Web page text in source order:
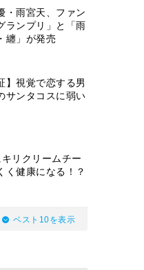
・雨宮天、ファン
ランプリ」と「雨
纏」が発売
】視覚で恋する男
サンタコスに弱い
リクリームチー
く健康になる！？
ベスト10を表示